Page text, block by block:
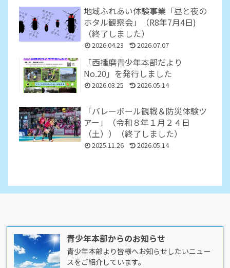
地域ふれあい体験事業「昼と夜の
ホタル観察会」（R8年7月4日)
（終了しました）
2026.04.23 2026.07.07
「西播磨青少年本部だより
No.20」を発行しました
2026.03.25 2026.05.14
「バレーボール観戦＆防災体験ツ
アー」（令和８年１月２４日
（土））（終了しました）
2025.11.26 2026.05.14
青少年本部からのお知らせ
青少年本部より皆様へお知らせしたいニュー
スをご紹介しています。